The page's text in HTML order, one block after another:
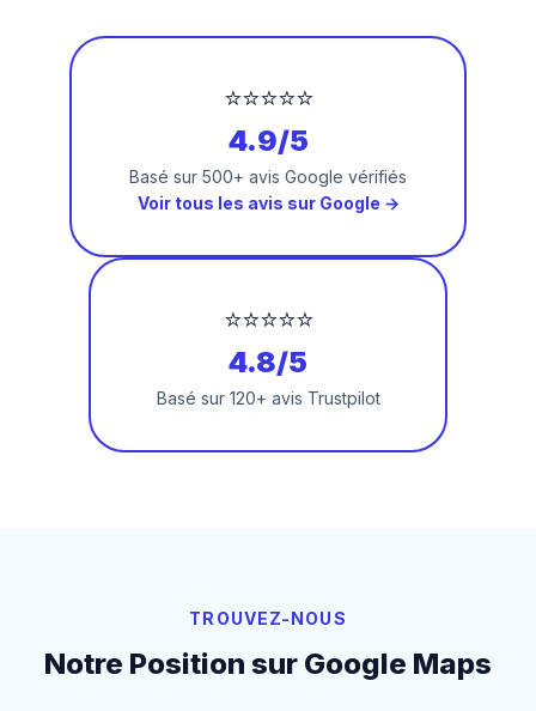
⭐⭐⭐⭐⭐
4.9/5
Basé sur 500+ avis Google vérifiés
Voir tous les avis sur Google →
⭐⭐⭐⭐⭐
4.8/5
Basé sur 120+ avis Trustpilot
TROUVEZ-NOUS
Notre Position sur Google Maps